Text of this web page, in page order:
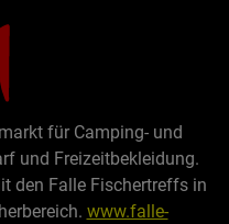
für Camping- und
und Freizeitbekleidung.
den Falle Fischertreffs in
www.falle-